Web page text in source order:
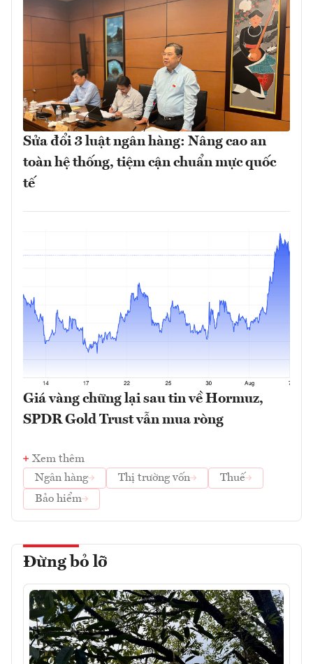
Sửa đổi 3 luật ngân hàng: Nâng cao an
toàn hệ thống, tiệm cận chuẩn mực quốc
tế
Giá vàng chững lại sau tin về Hormuz,
SPDR Gold Trust vẫn mua ròng
Xem thêm
Ngân hàng
Thị trường vốn
Thuế
Bảo hiểm
Đừng bỏ lỡ